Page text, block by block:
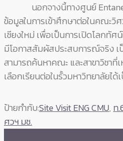
นอกจางนี้ทางศูนย์
ข้อมูลในการเข้าศึกษาต่อในคณะวิ
เชียงใหม่ เพื่อเป็นการเปิดโลกทัศ
มีโอกาสสัมผัสประสบการณ์จริง เ
สามารถค้นหาคณะ และสาขาวิชาที่
เลือกเรียนต่อในรั้วมหาวิทยาลัยได้
ป้ายกำกับ:Site Visit ENG CMU, ท
ศวฯ มช.